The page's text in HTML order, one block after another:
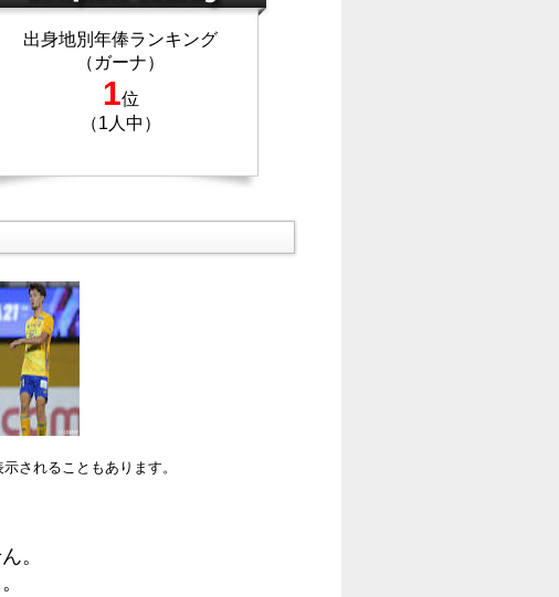
出身地別年俸ランキング
（ガーナ）
1位
（1人中）
されることもあります。
。